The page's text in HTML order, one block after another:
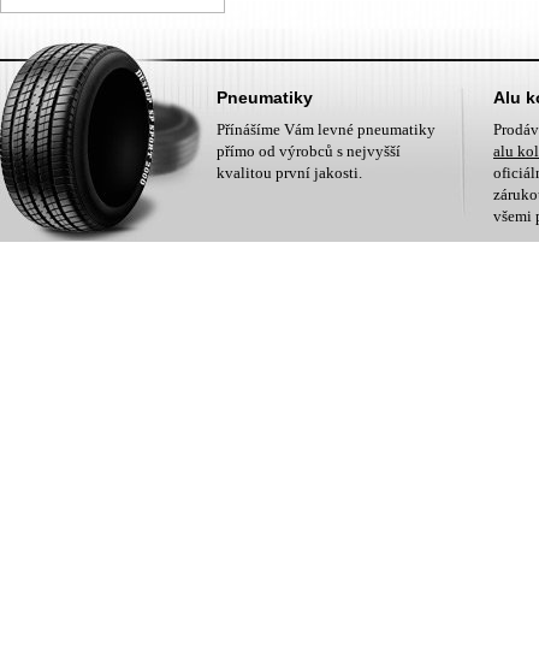
Pneumatiky
Přínášíme Vám levné pneumatiky
přímo od výrobců s nejvyšší
kvalitou první jakosti.
Alu
alu
všemi